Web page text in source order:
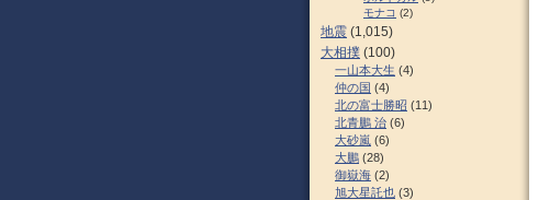
モナコ (2)
地震 (1,015)
大相撲 (100)
一山本大生 (4)
仲の国 (4)
北の富士勝昭 (11)
北青鵬 治 (6)
大砂嵐 (6)
大鵬 (28)
御嶽海 (2)
旭大星託也 (3)